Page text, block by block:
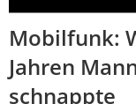
Mobilfunk:
Jahren
schnappte